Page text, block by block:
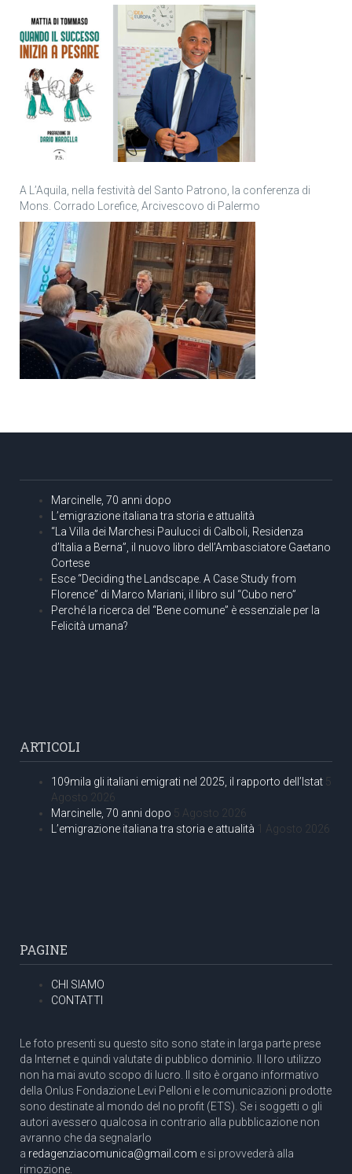
A L’Aquila, nella festività del Santo Patrono, la conferenza di
Mons. Corrado Lorefice, Arcivescovo di Palermo
Marcinelle, 70 anni dopo
L’emigrazione italiana tra storia e attualità
“La Villa dei Marchesi Paulucci di Calboli, Residenza
d’Italia a Berna”, il nuovo libro dell’Ambasciatore Gaetano
Cortese
Esce “Deciding the Landscape. A Case Study from
Florence” di Marco Mariani, il libro sul “Cubo nero”
Perché la ricerca del “Bene comune” è essenziale per la
Felicità umana?
ARTICOLI
109mila gli italiani emigrati nel 2025, il rapporto dell’Istat 5
Agosto 2026
Marcinelle, 70 anni dopo 5 Agosto 2026
L’emigrazione italiana tra storia e attualità 1 Agosto 2026
PAGINE
CHI SIAMO
CONTATTI
Le foto presenti su questo sito sono state in larga parte prese
da Internet e quindi valutate di pubblico dominio. Il loro utilizzo
non ha mai avuto scopo di lucro. Il sito è organo informativo
della Onlus Fondazione Levi Pelloni e le comunicazioni prodotte
sono destinate al mondo del no profit (ETS). Se i soggetti o gli
autori avessero qualcosa in contrario alla pubblicazione non
avranno che da segnalarlo
a redagenziacomunica@gmail.com e si provvederà alla
rimozione.